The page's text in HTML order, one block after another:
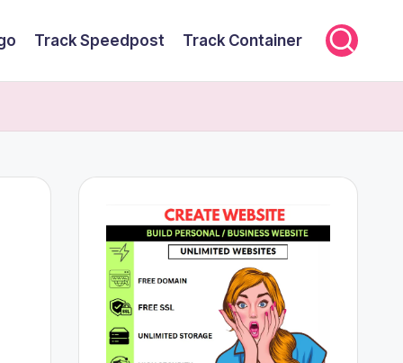
Track Speedpost Track Container